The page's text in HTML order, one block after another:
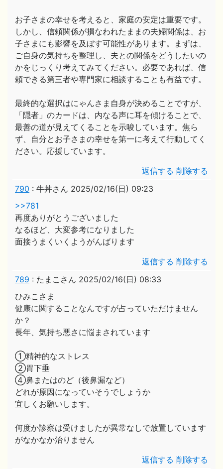
お子さまの幸せを考えると、家庭の安定は重要です。
しかし、信頼関係が損なわれたままの夫婦関係は、お
子さまにも影響を及ぼす可能性があります。まずは、
ご自身の気持ちを整理し、夫との関係をどうしたいの
かをじっくり考えてみてください。必要であれば、信
頼できる第三者や専門家に相談することも有益です。
最終的な選択はにゃんさま自身が決めることですが、
「隠者」のカードは、内なる声に耳を傾けることで、
最善の道が見えてくることを示唆しています。焦ら
ず、自分とお子さまの幸せを第一に考えて行動してく
ださい。応援しています。
返信する 削除する
790 : 牛丼さん 2025/02/16(日) 09:23
>>781
再度ありがとうございました
なるほど、大変参考になりました
面接うまくいくようがんばります
返信する 削除する
789 : たまこさん 2025/02/16(日) 08:33
ひみこさま
健康に関することなんですが占っていただけません
か？
長年、気持ち悪さに悩まされています
①精神的なストレス
②胃下垂
④鼻またはのど（後鼻漏など）
どれが原因になっていそうでしょうか
宜しくお願いします。
何度か診察は受けましたが異常なしで放置しています
がなかなか治りません
返信する 削除する